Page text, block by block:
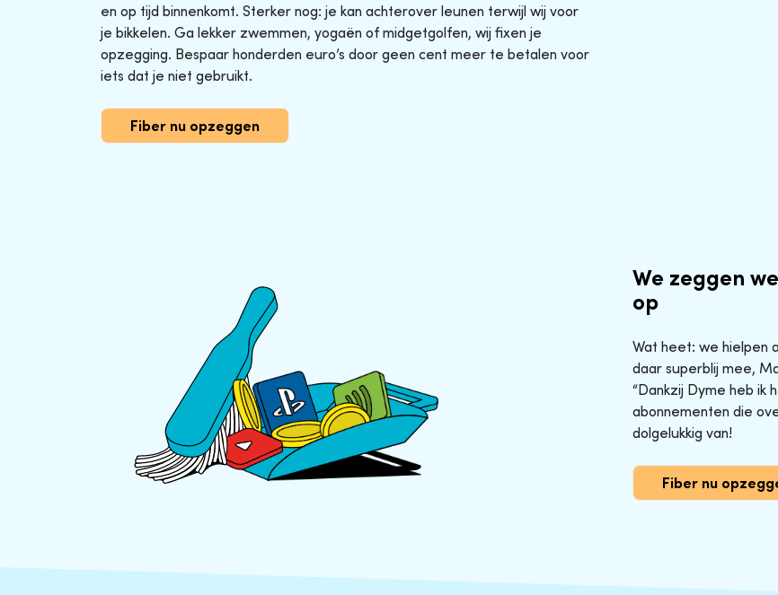
en op tijd binnenkomt. Sterker nog: je kan achterover leunen terwijl wij voor
je bikkelen. Ga lekker zwemmen, yogaën of midgetgolfen, wij fixen je
opzegging. Bespaar honderden euro’s door geen cent meer te betalen voor
iets dat je niet gebruikt.
Fiber nu opzeggen
We zeggen
op
Wat heet: we hielpen
daar superblij mee,
“Dankzij Dyme heb ik
abonnementen die
dolgelukkig van!
Fiber nu